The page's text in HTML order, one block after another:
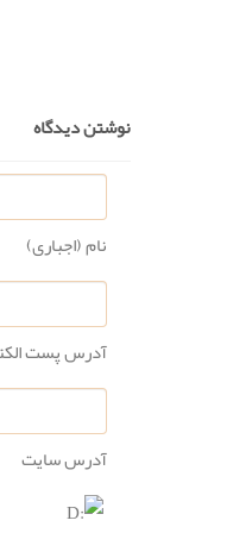
نوشتن دیدگاه
نام (اجباری)
آدرس پست
آدرس سایت